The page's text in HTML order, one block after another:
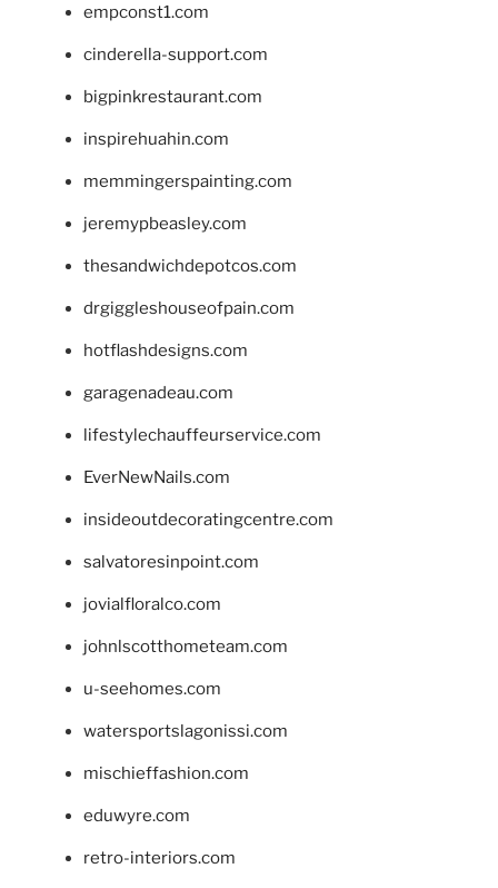
empconst1.com
cinderella-support.com
bigpinkrestaurant.com
inspirehuahin.com
memmingerspainting.com
jeremypbeasley.com
thesandwichdepotcos.com
drgiggleshouseofpain.com
hotflashdesigns.com
garagenadeau.com
lifestylechauffeurservice.com
EverNewNails.com
insideoutdecoratingcentre.com
salvatoresinpoint.com
jovialfloralco.com
johnlscotthometeam.com
u-seehomes.com
watersportslagonissi.com
mischieffashion.com
eduwyre.com
retro-interiors.com